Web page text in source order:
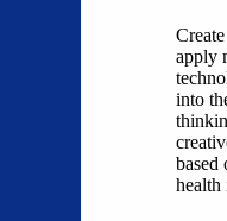
apply
into
based
health